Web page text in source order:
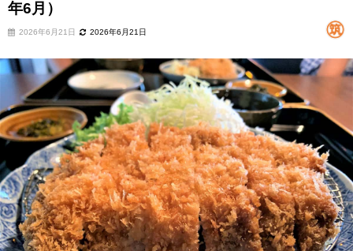
年6月）
2026年6月21日 2026年6月21日